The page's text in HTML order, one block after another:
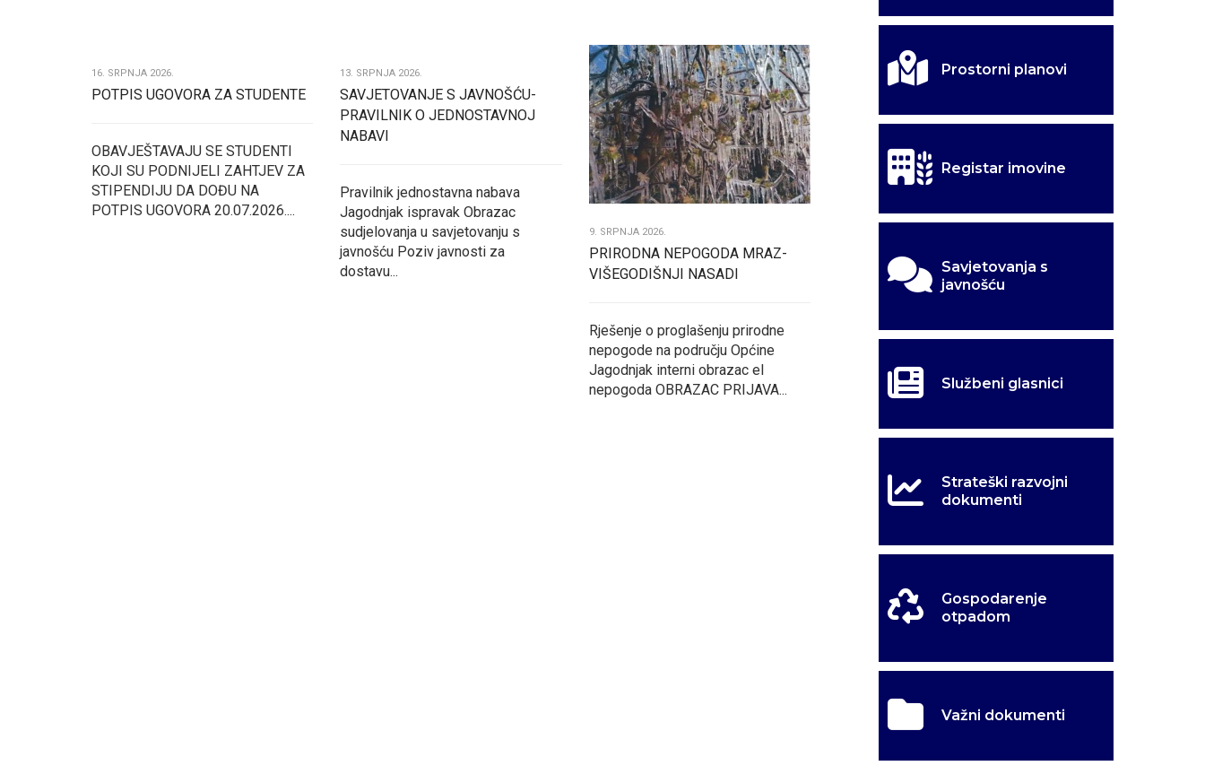
16. SRPNJA 2026.
POTPIS UGOVORA ZA STUDENTE
OBAVJEŠTAVAJU SE STUDENTI
KOJI SU PODNIJELI ZAHTJEV ZA
STIPENDIJU DA DOĐU NA
POTPIS UGOVORA 20.07.2026....
13. SRPNJA 2026.
SAVJETOVANJE S JAVNOŠĆU-
PRAVILNIK O JEDNOSTAVNOJ
NABAVI
Pravilnik jednostavna nabava
Jagodnjak ispravak Obrazac
sudjelovanja u savjetovanju s
javnošću Poziv javnosti za
dostavu...
9. SRPNJA 2026.
PRIRODNA NEPOGODA MRAZ-
VIŠEGODIŠNJI NASADI
Rješenje o proglašenju prirodne
nepogode na području Općine
Jagodnjak interni obrazac el
nepogoda OBRAZAC PRIJAVA...
Prostorni planovi
Registar imovine
Savjetovanja s
javnošću
Službeni glasnici
Strateški razvojni
dokumenti
Gospodarenje
otpadom
Važni dokumenti